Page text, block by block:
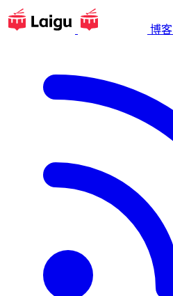
博客